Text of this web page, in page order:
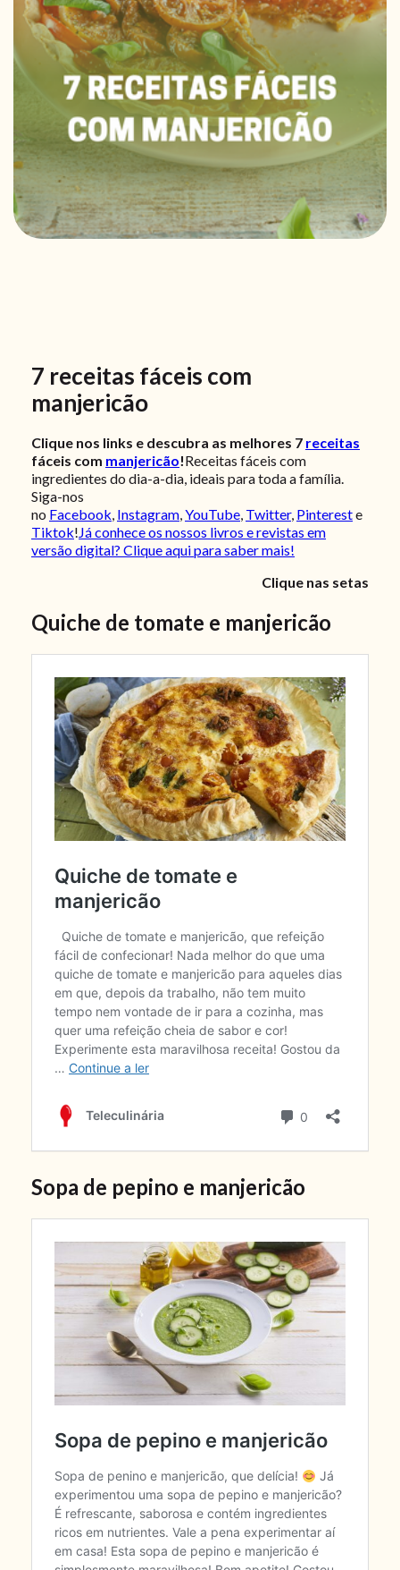
7 receitas fáceis com
manjericão
Clique nos links e descubra as melhores 7 receitas
fáceis com manjericão!Receitas fáceis com
ingredientes do dia-a-dia, ideais para toda a família.
Siga-nos
no Facebook, Instagram,YouTube, Twitter, Pintereste
Tiktok!Já conhece os nossos livros e revistas em
versão digital? Clique aqui para saber mais!
Clique nas setas
Quiche de tomate e manjericão
Sopa de pepino e manjericão